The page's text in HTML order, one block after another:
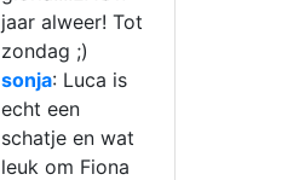
jaar alweer! Tot
zondag ;)
sonja: Luca is
echt een
schatje en wat
leuk om Fiona